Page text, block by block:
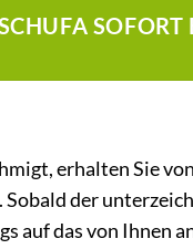
erhalten Sie
der
auf das von Ihnen